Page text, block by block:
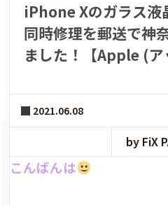
iPhone Xのガラス液
同時修理を郵送で神
ました！【Apple (ア
2021.06.08
by FiX
こんばんは